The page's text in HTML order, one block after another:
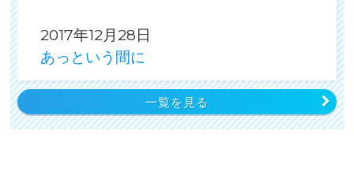
2017年12月28日
あっという間に
一覧を見る